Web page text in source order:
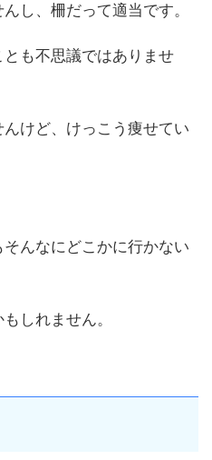
し、柵だって適当です。
も不思議ではありませ
けど、けっこう痩せてい
んなにどこかに行かない
しれません。